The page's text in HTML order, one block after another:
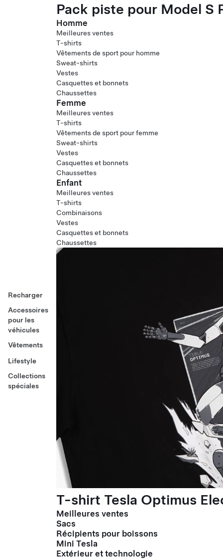
Recharger
Accessoires
pour les
véhicules
Vêtements
Lifestyle
Collections
spéciales
Pack piste pour Model S
Homme
Meilleures ventes
T-shirts
Vêtements de sport pour homme
Sweat-shirts
Vestes
Casquettes et bonnets
Chaussettes
Femme
Meilleures ventes
T-shirts
Vêtements de sport pour femme
Sweat-shirts
Vestes
Casquettes et bonnets
Chaussettes
Enfant
Meilleures ventes
T-shirts
Combinaisons
Vestes
Casquettes et bonnets
Chaussettes
T-shirt Tesla Optimus
Meilleures ventes
Sacs
Récipients pour boissons
Mini Tesla
Extérieur et technologie